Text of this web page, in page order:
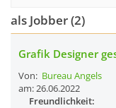
als Jobber (2)
Grafik Designer
Von: Bureau Angels
am: 26.06.2022
Freundlichkeit: